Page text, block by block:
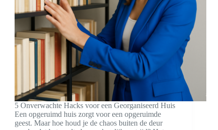
5 Onverwachte Hacks voor een Georganiseerd Huis
Een opgeruimd huis zorgt voor een opgeruimde
geest. Maar hoe houd je de chaos buiten de deur